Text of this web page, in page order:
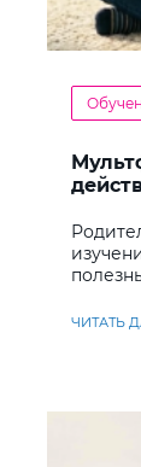
ЧИТАТЬ